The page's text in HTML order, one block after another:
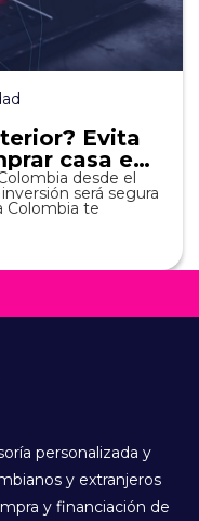
Evita
casa en
desde el
será segura
Colombia te
personalizada y
y extranjeros
y financiación de